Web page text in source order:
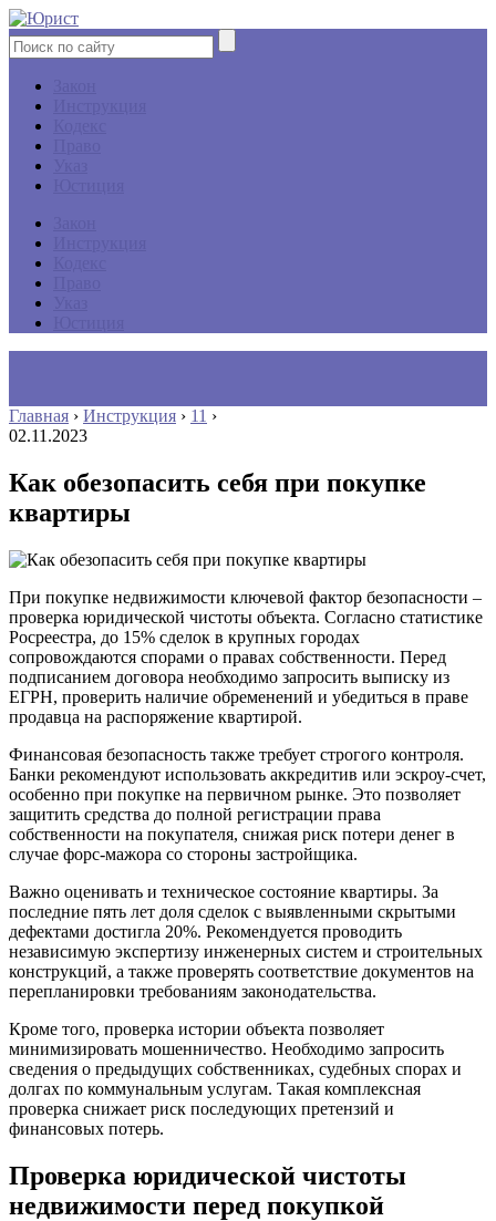
Главная › Инструкция › 11 ›
02.11.2023
Как обезопасить себя при покупке
квартиры
При покупке недвижимости ключевой фактор безопасности –
проверка юридической чистоты объекта. Согласно статистике
Росреестра, до 15% сделок в крупных городах
сопровождаются спорами о правах собственности. Перед
подписанием договора необходимо запросить выписку из
ЕГРН, проверить наличие обременений и убедиться в праве
продавца на распоряжение квартирой.
Финансовая безопасность также требует строгого контроля.
Банки рекомендуют использовать аккредитив или эскроу-счет,
особенно при покупке на первичном рынке. Это позволяет
защитить средства до полной регистрации права
собственности на покупателя, снижая риск потери денег в
случае форс-мажора со стороны застройщика.
Важно оценивать и техническое состояние квартиры. За
последние пять лет доля сделок с выявленными скрытыми
дефектами достигла 20%. Рекомендуется проводить
независимую экспертизу инженерных систем и строительных
конструкций, а также проверять соответствие документов на
перепланировки требованиям законодательства.
Кроме того, проверка истории объекта позволяет
минимизировать мошенничество. Необходимо запросить
сведения о предыдущих собственниках, судебных спорах и
долгах по коммунальным услугам. Такая комплексная
проверка снижает риск последующих претензий и
финансовых потерь.
Проверка юридической чистоты
недвижимости перед покупкой